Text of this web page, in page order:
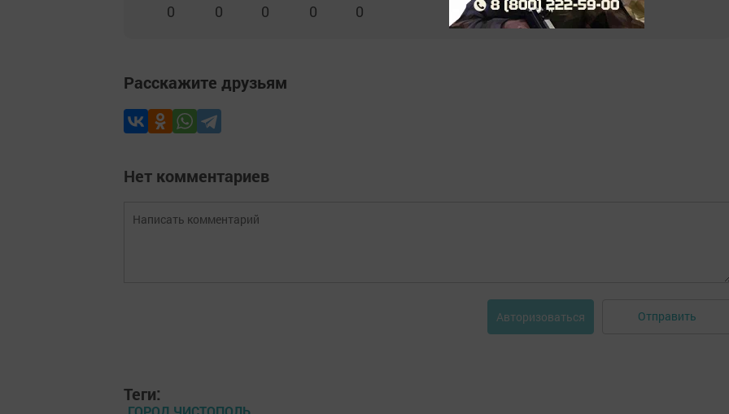
0 0 0 0 0
Расскажите друзьям
Нет комментариев
Авторизоваться Отправить
Теги: